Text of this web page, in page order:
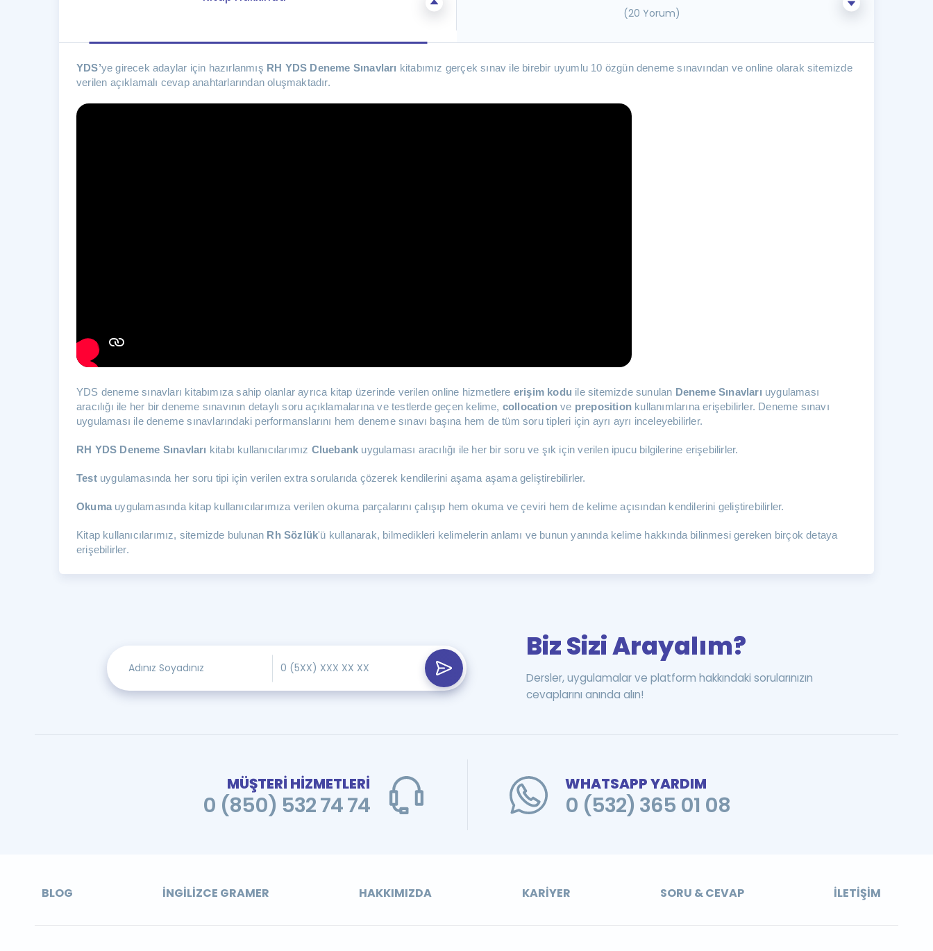
(20 Yorum)
YDS’ye girecek adaylar için hazırlanmış RH YDS Deneme Sınavları kitabımız gerçek sınav ile birebir uyumlu 10 özgün deneme sınavından ve online olarak sitemizde
verilen açıklamalı cevap anahtarlarından oluşmaktadır.
YDS deneme sınavları kitabımıza sahip olanlar ayrıca kitap üzerinde verilen online hizmetlere erişim kodu ile sitemizde sunulan Deneme Sınavları uygulaması
aracılığı ile her bir deneme sınavının detaylı soru açıklamalarına ve testlerde geçen kelime, collocation ve preposition kullanımlarına erişebilirler. Deneme sınavı
uygulaması ile deneme sınavlarındaki performanslarını hem deneme sınavı başına hem de tüm soru tipleri için ayrı ayrı inceleyebilirler.
RH YDS Deneme Sınavları kitabı kullanıcılarımız Cluebank uygulaması aracılığı ile her bir soru ve şık için verilen ipucu bilgilerine erişebilirler.
Testuygulamasında her soru tipi için verilen extra sorularıda çözerek kendilerini aşama aşama geliştirebilirler.
Okuma uygulamasında kitap kullanıcılarımıza verilen okuma parçalarını çalışıp hem okuma ve çeviri hem de kelime açısından kendilerini geliştirebilirler.
Kitap kullanıcılarımız, sitemizde bulunan Rh Sözlük'ü kullanarak, bilmedikleri kelimelerin anlamı ve bunun yanında kelime hakkında bilinmesi gereken birçok detaya
erişebilirler.
Biz Sizi Arayalım?
Dersler, uygulamalar ve platform hakkındaki sorularınızın
cevaplarını anında alın!
MÜŞTERİ HİZMETLERİ
0 (850) 532 74 74
WHATSAPP YARDIM
0 (532) 365 01 08
BLOG İNGILIZCE GRAMER HAKKIMIZDA KARIYER SORU & CEVAP İLETIŞIM